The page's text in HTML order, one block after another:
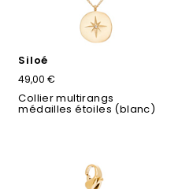
Siloé
49,00 €
Collier multirangs
médailles étoiles (blanc)